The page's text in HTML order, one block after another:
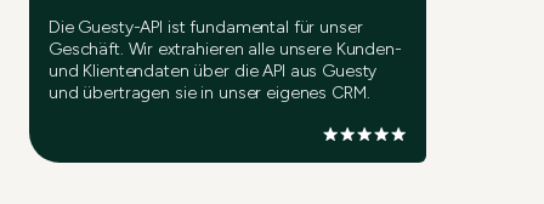
Die Guesty-API ist fundamental für unser
Geschäft. Wir extrahieren alle unsere Kunden-
und Klientendaten über die API aus Guesty
und übertragen sie in unser eigenes CRM.